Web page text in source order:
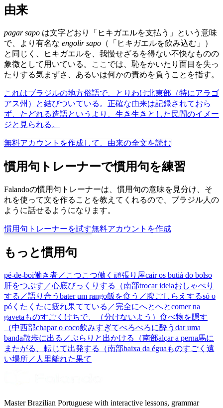
由来
pagar sapo は文字どおり「ヒキガエルを支払う」という意味
で、より有名な engolir sapo （「ヒキガエルを飲み込む」）
と同じく、ヒキガエルを、我慢せざるを得ない不快なものの
象徴として用いている。ここでは、恥をかいたり面目を失っ
たりする気まずさ、あるいは何かの責めを負うことを指す。
これはブラジルの地方俗語で、とりわけ北東部（特にアラゴ
アス州）と結びついている。正確な由来は記録されておら
ず、たどれる造語というより、生き生きとした民間のイメー
ジと見られる。
無料アカウントを作成して、由来の全文を読む
慣用句トレーナーで慣用句を練習
Falandoの慣用句トレーナーは、慣用句の意味を見分け、そ
れを使って文を作ることを教えてくれるので、ブラジル人の
ように話せるようになります。
慣用句トレーナーを試す無料アカウントを作成
もっと慣用句
pé-de-boi働き者／こつこつ働く頑張り屋cair os butiá do bolso
肝をつぶす／心底びっくりする（南部trocar ideiaおしゃべり
する／語り合う bater um rango飯を食う／腹ごしらえするsó o
pó くたくたに疲れ果てている／完全にへとへとcomer na
gaveta ものすごくけちで、（分けないよう）食べ物を隠す
（中西部chapar o coco飲みすぎてべろべろに酔う dar uma
banda散歩に出る／ぶらりと出かける（南部alçar a perna馬に
またがる、転じて出発する（南部baixa da égua ものすごく遠
い場所／人里離れた果て
Master Brazilian Portuguese with interactive lessons, grammar